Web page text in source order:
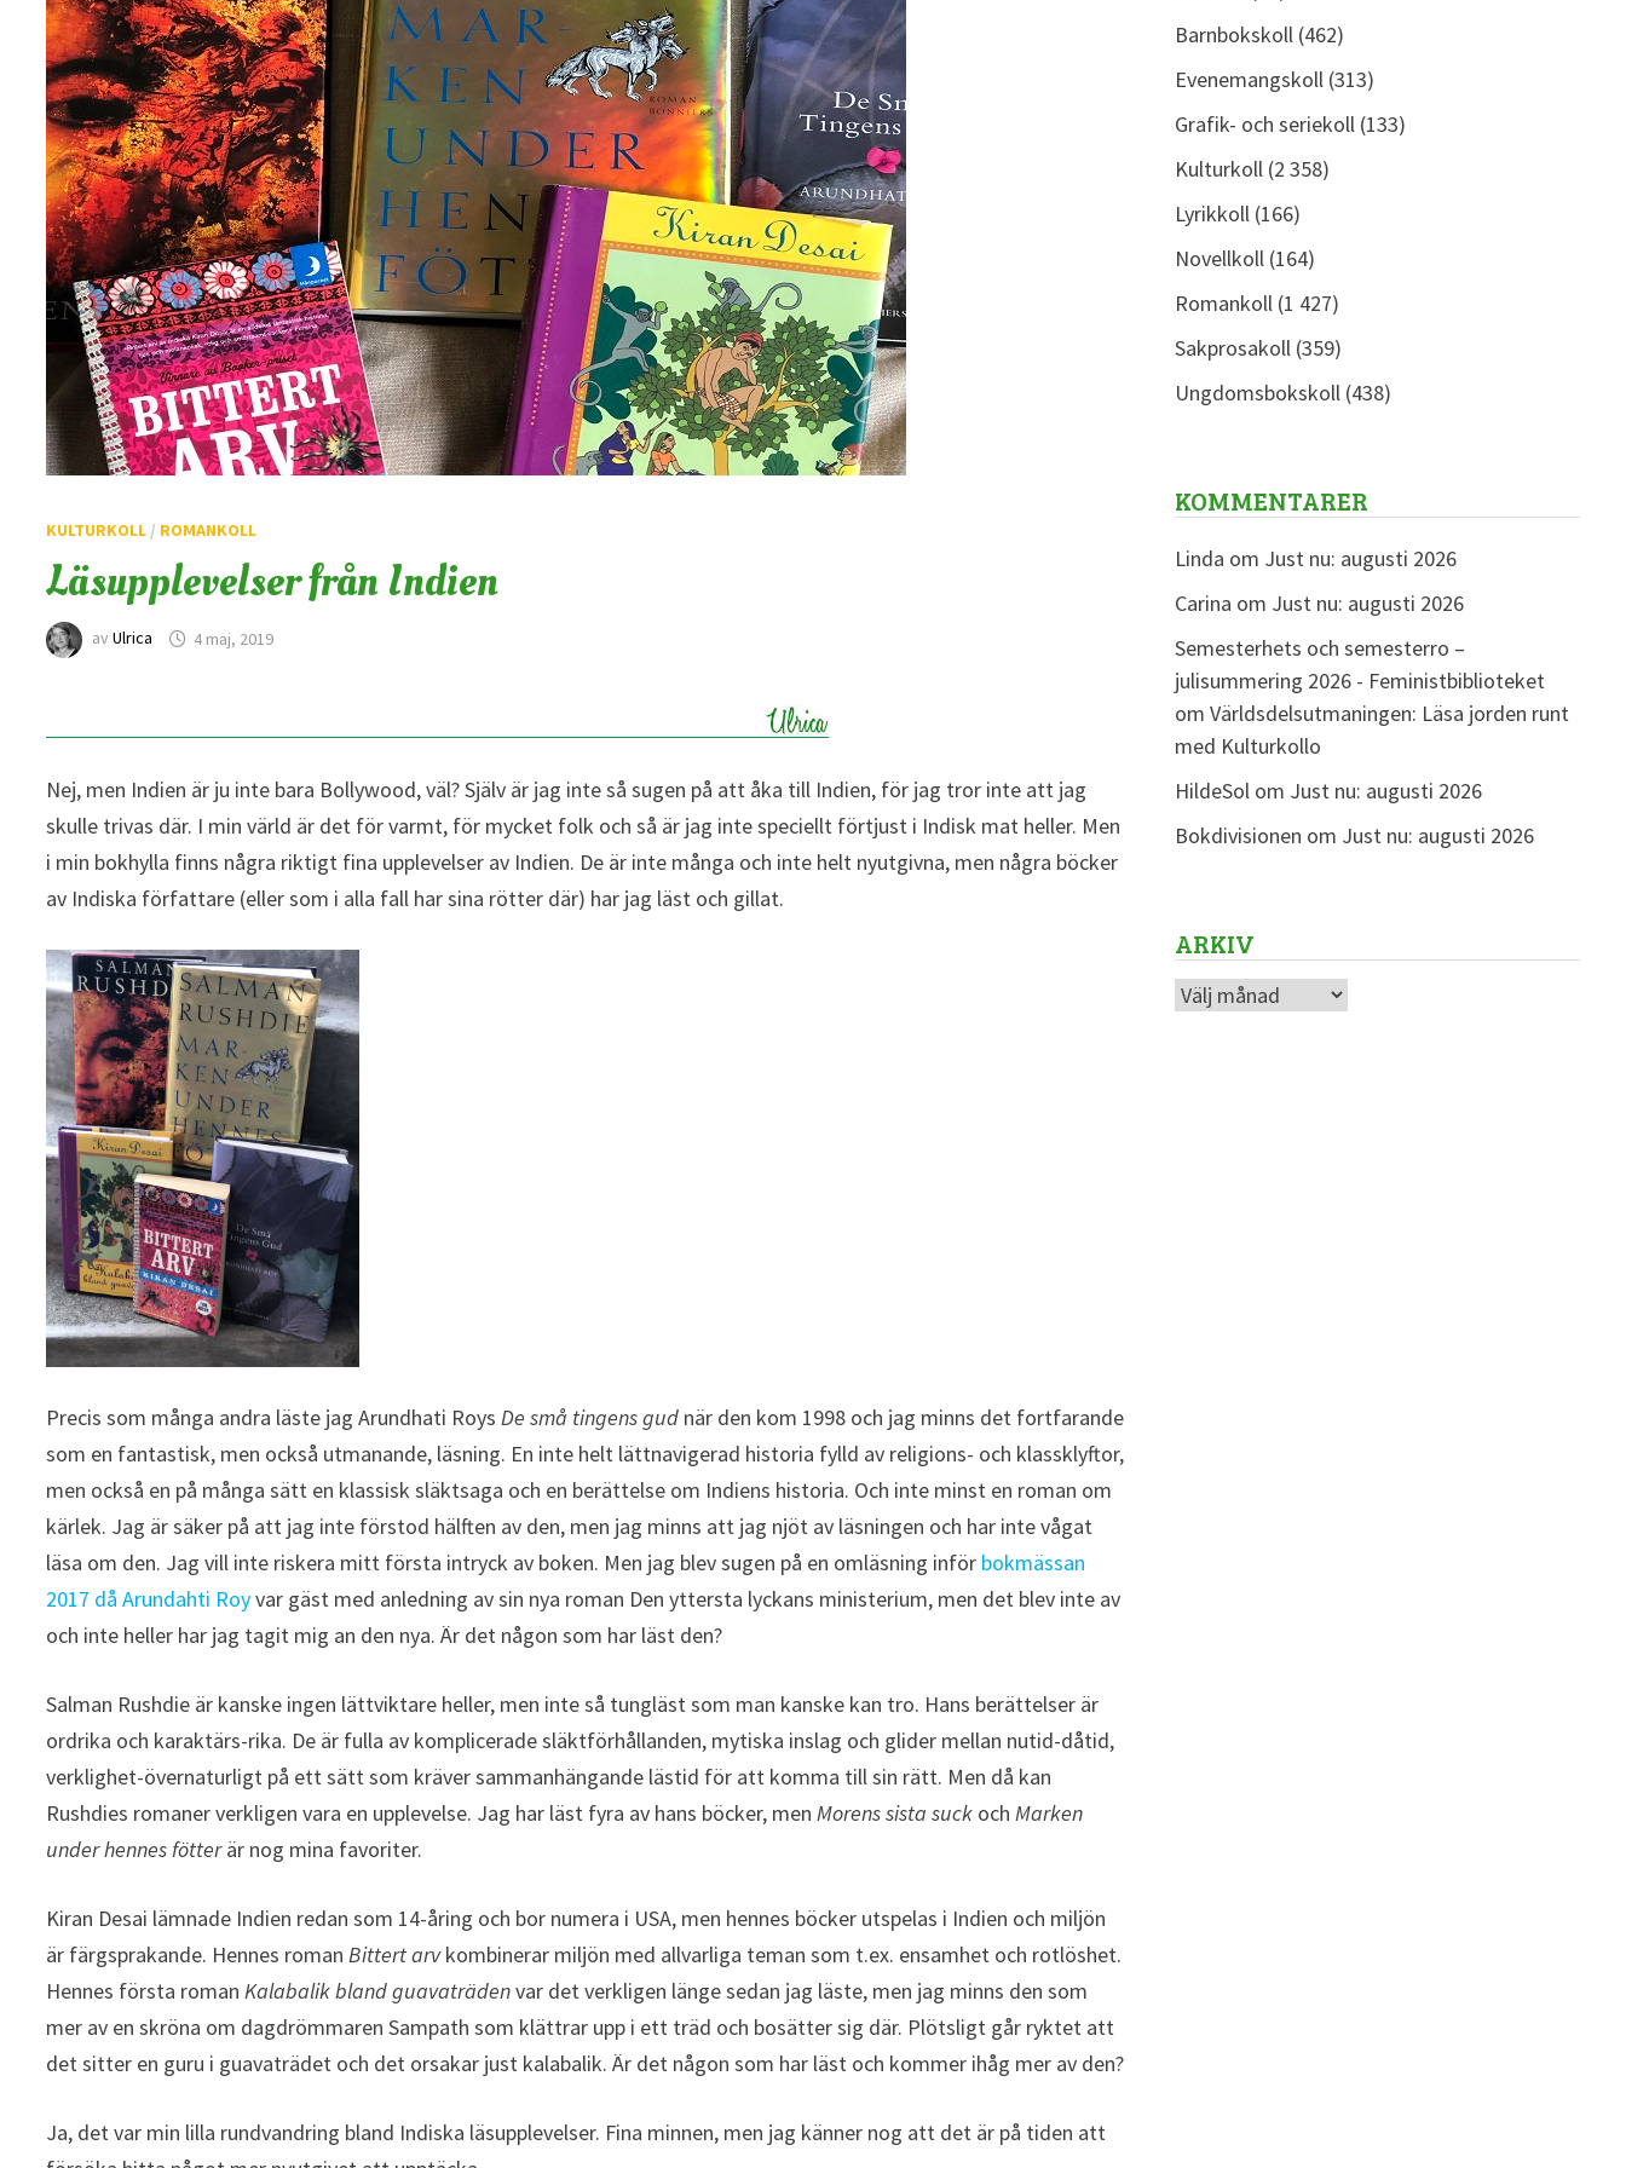
KULTURKOLL / ROMANKOLL
Läsupplevelser från Indien
avUlrica 4 maj, 2019
Nej, men Indien är ju inte bara Bollywood, väl? Själv är jag inte så sugen på att åka till Indien, för jag tror inte att jag
skulle trivas där. I min värld är det för varmt, för mycket folk och så är jag inte speciellt förtjust i Indisk mat heller. Men
i min bokhylla finns några riktigt fina upplevelser av Indien. De är inte många och inte helt nyutgivna, men några böcker
av Indiska författare (eller som i alla fall har sina rötter där) har jag läst och gillat.
Precis som många andra läste jag Arundhati RoysDe små tingens gud när den kom 1998 och jag minns det fortfarande
som en fantastisk, men också utmanande, läsning. En inte helt lättnavigerad historia fylld av religions- och klassklyftor,
men också en på många sätt en klassisk släktsaga och en berättelse om Indiens historia. Och inte minst en roman om
kärlek. Jag är säker på att jag inte förstod hälften av den, men jag minns att jag njöt av läsningen och har inte vågat
läsa om den. Jag vill inte riskera mitt första intryck av boken. Men jag blev sugen på en omläsning inför bokmässan
2017 då Arundahti Royvar gäst med anledning av sin nya roman Den yttersta lyckans ministerium, men det blev inte av
och inte heller har jag tagit mig an den nya. Är det någon som har läst den?
Salman Rushdie är kanske ingen lättviktare heller, men inte så tungläst som man kanske kan tro. Hans berättelser är
ordrika och karaktärs-rika. De är fulla av komplicerade släktförhållanden, mytiska inslag och glider mellan nutid-dåtid,
verklighet-övernaturligt på ett sätt som kräver sammanhängande lästid för att komma till sin rätt. Men då kan
Rushdies romaner verkligen vara en upplevelse. Jag har läst fyra av hans böcker, menMorens sista suck ochMarken
under hennes fötterär nog mina favoriter.
Kiran Desai lämnade Indien redan som 14-åring och bor numera i USA, men hennes böcker utspelas i Indien och miljön
är färgsprakande. Hennes romanBittert arvkombinerar miljön med allvarliga teman som t.ex. ensamhet och rotlöshet.
Hennes första romanKalabalik bland guavaträdenvar det verkligen länge sedan jag läste, men jag minns den som
mer av en skröna om dagdrömmaren Sampath som klättrar upp i ett träd och bosätter sig där. Plötsligt går ryktet att
det sitter en guru i guavaträdet och det orsakar just kalabalik. Är det någon som har läst och kommer ihåg mer av den?
Ja, det var min lilla rundvandring bland Indiska läsupplevelser. Fina minnen, men jag känner nog att det är på tiden att
Barnbokskoll(462)
Evenemangskoll(313)
Grafik- och seriekoll(133)
Kulturkoll(2 358)
Lyrikkoll(166)
Novellkoll(164)
Romankoll(1 427)
Sakprosakoll(359)
Ungdomsbokskoll(438)
KOMMENTARER
Linda om Just nu: augusti 2026
Carina om Just nu: augusti 2026
Semesterhets och semesterro –
julisummering 2026 - Feministbiblioteket
om Världsdelsutmaningen: Läsa jorden runt
med Kulturkollo
HildeSolom Just nu: augusti 2026
Bokdivisionen om Just nu: augusti 2026
ARKIV
Arkiv